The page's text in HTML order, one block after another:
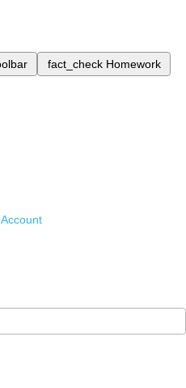
fact_check Homework